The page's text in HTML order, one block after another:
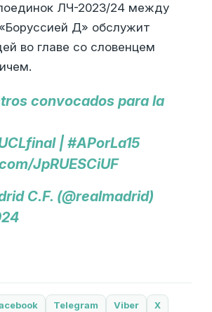
ЛЧ-2023/24 между
Д» обслужит
во главе со словенцем
convocados para la
| #APorLa15
JpRUESCiUF
C.F. (@realmadrid)
Telegram Viber X